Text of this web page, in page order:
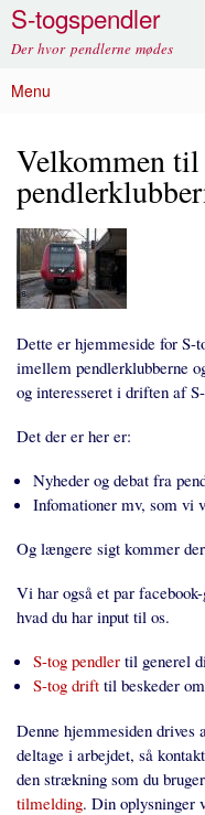
S-togspendler
Der hvor pendlerne mødes
Hovedmenu
Menu
Velkommen
Dette er hjemmeside for S-
imellem pendlerklubberne
og interesseret i driften af
Det der er her er:
Nyheder og debat fra
Infomationer mv, som vi
Og længere sigt kommer
Vi har også et par
hvad du har input til os.
S-tog pendler til generel
S-tog drift til beskeder
Denne hjemmesiden drives
deltage i arbejdet, så kontakt
den strækning som du
tilmelding. Din oplysninger